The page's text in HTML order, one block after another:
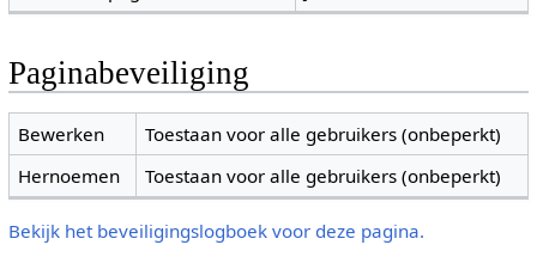
Paginabeveiliging
Bewerken
Toestaan voor alle gebruikers (onbeperkt)
Hernoemen
Toestaan voor alle gebruikers (onbeperkt)
Bekijk het beveiligingslogboek voor deze pagina.